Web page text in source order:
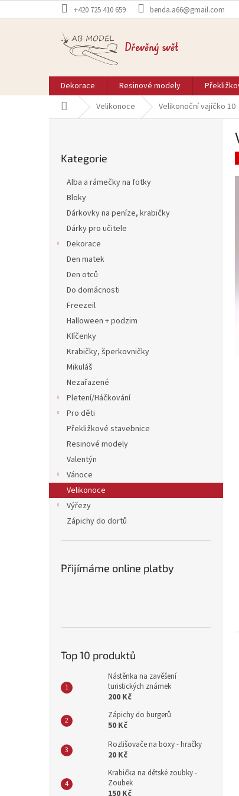
na
+420 725 410 659 benda.a66@gmail.com
Dřevěný svět
Dekorace Resinové modely
Domů Velikonoce Velikonoční vajíčko 10
kategorie
Kategorie
Alba a rámečky na fotky
Bloky
Dárkovky na peníze, krabičky
Dárky pro učitele
Dekorace
Den matek
Den otců
Do domácnosti
Freezeil
Halloween + podzim
Klíčenky
Krabičky, šperkovničky
Mikuláš
Nezařazené
Pletení/Háčkování
Pro děti
Překližkové stavebnice
Resinové modely
Valentýn
Vánoce
Velikonoce
Výřezy
Zápichy do dortů
Přijímáme online platby
Top 10 produktů
Nástěnka na zavěšení
turistických známek
200 Kč
Zápichy do burgerů
50 Kč
Rozlišovače na boxy - hračky
20 Kč
Krabička na dětské zoubky -
Zoubek
150 Kč